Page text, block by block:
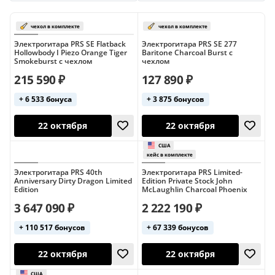
Telecaster
До 10000 руб
До 20000 руб
До 30000 руб
12-струнные
6-струнные
9-струнные
Cort (санберст)
Cort (чёрные)
Epiphone (Les Paul)
Epiphone (SG)
Explorer
Fender (Jaguar)
Fender (Mustang)
Fender (Stratocaster)
Fender (Telecaster)
Fender (белые)
Fender (зелёные)
Fender (чёрные)
Flying V
Gibson (Double Cut)
Gibson (Explorer)
Электрогитара PRS SE Flatback
Hollowbody I Piezo Orange Tiger
Smokeburst с чехлом
215 590 ₽
+ 6 533 бонуса
22 октября
Электрогитара PRS SE 277
Baritone Charcoal Burst с
чехлом
127 890 ₽
+ 3 875 бонусов
22 октября
Электрогитара PRS 40th
Anniversary Dirty Dragon Limited
Edition
3 647 090 ₽
+ 110 517 бонусов
Электрогитара PRS Limited-
Edition Private Stock John
McLaughlin Charcoal Phoenix
2 222 190 ₽
+ 67 339 бонусов